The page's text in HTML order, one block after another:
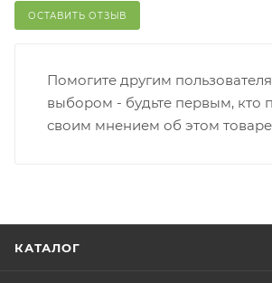
ОСТАВИТЬ ОТЗЫВ
Помогите другим
выбором - будьте первым, кто
своим мнением об этом товаре
КАТАЛОГ